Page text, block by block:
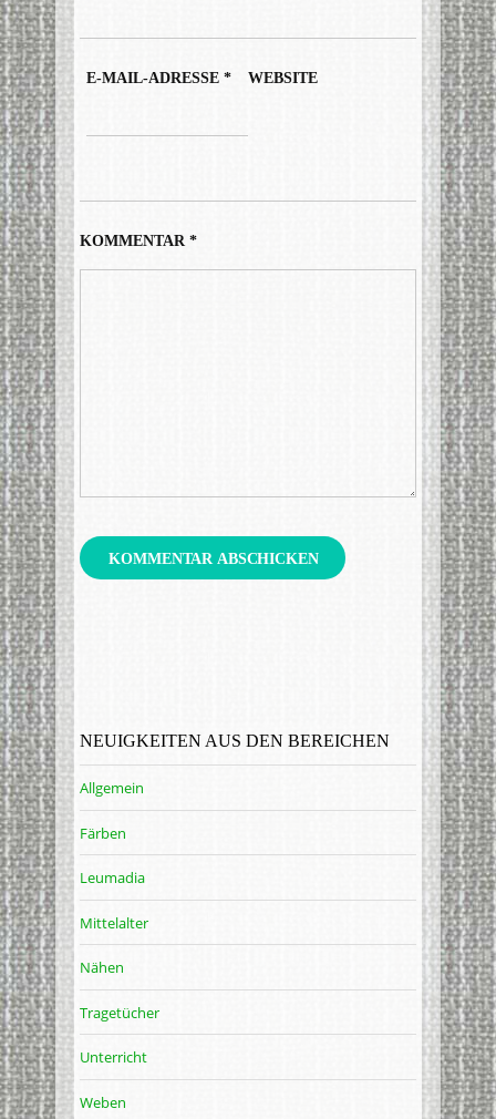
E-MAIL-ADRESSE* WEBSITE
KOMMENTAR*
NEUIGKEITEN AUS DEN BEREICHEN
Allgemein
Färben
Leumadia
Mittelalter
Nähen
Tragetücher
Unterricht
Weben